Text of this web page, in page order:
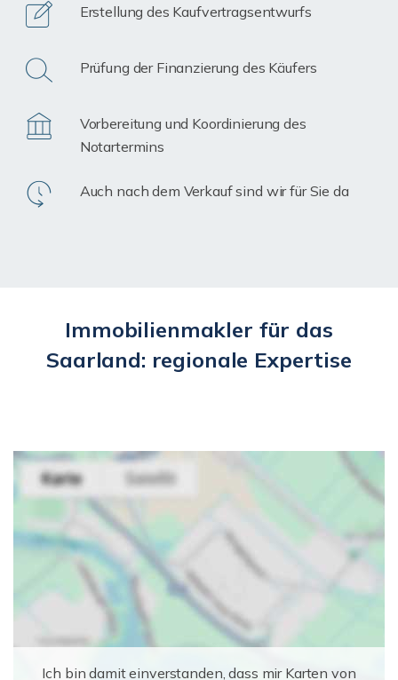
Erstellung des Kaufvertragsentwurfs
Prüfung der Finanzierung des Käufers
Vorbereitung und Koordinierung des
Notartermins
Auch nach dem Verkauf sind wir für Sie da
Immobilienmakler für das
Saarland: regionale Expertise
Ich bin damit einverstanden, dass mir Karten von